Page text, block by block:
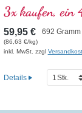
Hochwertiger
essenziellen
Muskelaminosäuren
angereichert mit
(Muskelzucker) und
Mineralstoffe und
Calcium und
3x kaufen, ein
59,95 € 692 Gramm
(86,63 €/kg)
inkl. MwSt. zzgl
Details